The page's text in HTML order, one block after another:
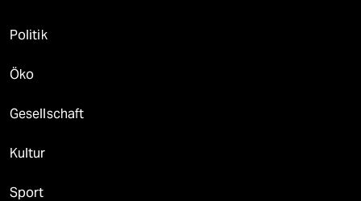
Politik
Öko
Gesellschaft
Kultur
Sport